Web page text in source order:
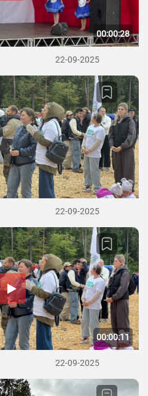
00:00:28
22-09-2025
22-09-2025
00:00:11
22-09-2025